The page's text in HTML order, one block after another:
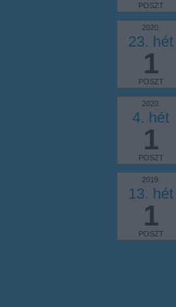
POSZT
2020.
23. hét
1
POSZT
2020.
4. hét
1
POSZT
2019.
13. hét
1
POSZT